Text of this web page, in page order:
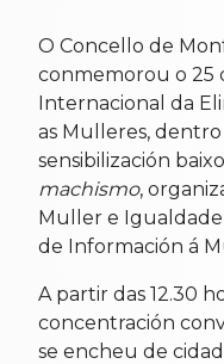
O Concello de
conmemorou o 25
Internacional da
as Mulleres,
sensibilización
machismo,
Muller e Igualdade
de Información á
A partir das 12.30
concentración
se encheu de